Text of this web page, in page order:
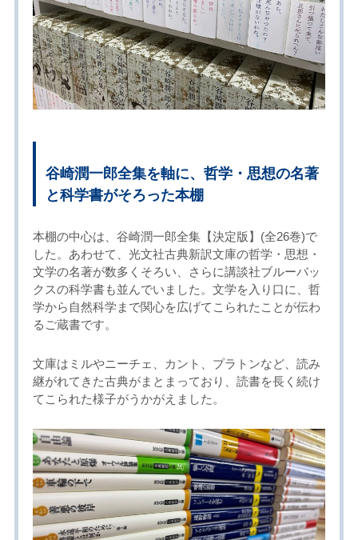
谷崎潤一郎全集を軸に、哲学・思想の名著
と科学書がそろった本棚
本棚の中心は、谷崎潤一郎全集【決定版】(全26巻)で
した。あわせて、光文社古典新訳文庫の哲学・思想・
文学の名著が数多くそろい、さらに講談社ブルーバッ
クスの科学書も並んでいました。文学を入り口に、哲
学から自然科学まで関心を広げてこられたことが伝わ
るご蔵書です。
文庫はミルやニーチェ、カント、プラトンなど、読み
継がれてきた古典がまとまっており、読書を長く続け
てこられた様子がうかがえました。